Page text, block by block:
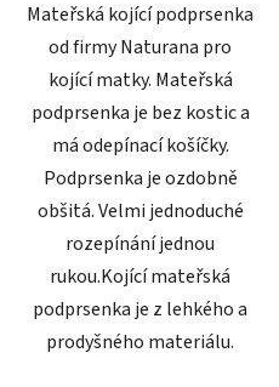
Mateřská kojící podprsenka
od firmy Naturana pro
kojící matky. Mateřská
podprsenka je bez kostic a
má odepínací košíčky.
Podprsenka je ozdobně
obšitá. Velmi jednoduché
rozepínání jednou
rukou.Kojící mateřská
podprsenka je z lehkého a
prodyšného materiálu.